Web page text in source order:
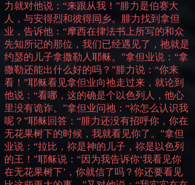
力就对他说：“来跟从我！”腓力是伯赛大
人，与安得烈和彼得同乡。腓力找到拿但
业，告诉他：“摩西在律法书上所写的和众
先知所记的那位，我们已经遇见了，祂就是
约瑟的儿子拿撒勒人耶稣。”拿但业说：“拿
撒勒还能出什么好的吗？”腓力说：“你来
看！”耶稣看见拿但业向祂走过来，就论到
他说：“看哪，这的确是个以色列人，他心
里没有诡诈。”拿但业问祂：“祢怎么认识我
呢？”耶稣回答：“腓力还没有招呼你，你在
无花果树下的时候，我就看见你了。”拿但
业说：“拉比，祢是神的儿子，祢是以色列
的王！”耶稣说：“因为我告诉你‘我看见你
在无花果树下’，你就信了吗？你还要看见